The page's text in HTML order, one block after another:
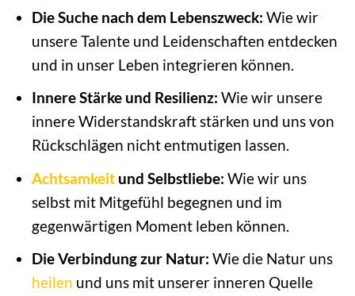
Die Suche nach dem Lebenszweck: Wie wir
unsere Talente und Leidenschaften entdecken
und in unser Leben integrieren können.
Innere Stärke und Resilienz: Wie wir unsere
innere Widerstandskraft stärken und uns von
Rückschlägen nicht entmutigen lassen.
Achtsamkeitund Selbstliebe: Wie wir uns
selbst mit Mitgefühl begegnen und im
gegenwärtigen Moment leben können.
Die Verbindung zur Natur: Wie die Natur uns
heilen und uns mit unserer inneren Quelle